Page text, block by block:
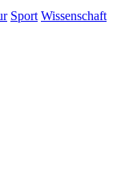
Sport Wissenschaft